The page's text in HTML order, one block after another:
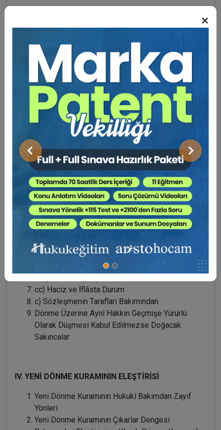
×
Önceki Sonraki
II.DÖNME ÜZERİNE BAŞLICA İKİ GÖRÜŞ VE
BUNLARIN AYNȊ HAKLARA BAĞLADIĞI SONUÇLAR
Yeni dönme kuramı ve sözleşmeden dönme
üzerine ayni haklara bağladığı sonuçlar
Klasik Dönme Kuramı ve Dönme Üzerine Ayni
Haklara Bağladığı Sonuçlar
III. KLASİK DÖNME KURAMININ AYNİ HAKLARDA
GEÇMİŞE YÜRÜRLÜ ETKİYİ REDDETMESİNİN
ELEŞTİRİSİ
Gösterilen Hukuki Gerekçeler
Dönme Üzerine Aynî Hakkın Geçmişe Yürürlü
Olarak Düşmesi Kabul Edilirse Doğacağı İleri
Sürülen Sakıncalar
a) Kapsam Bakımından
b) Üçüncü kişilerin korunması bakımından
aa) Aynî haklar bakımından
bb) Kişisel (şahsî) hak iktisap eden üçüncü kişiler
cc) Haciz ve İflâsta Durum
c) Sözleşmenin Tarafları Bakımından
Dönme Üzerine Aynî Hakkın Geçmişe Yürürlü
Olarak Düşmesi Kabul Edilmezse Doğacak
Sakıncalar
IV. YENİ DÖNME KURAMININ ELEŞTİRİSİ
Yeni Dönme Kuramının Hukukî Bakımdan Zayıf
Yönleri
Yeni Dönme Kuramının Çıkarlar Dengesi